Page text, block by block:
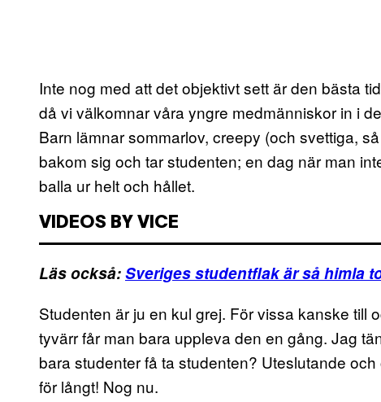
Inte nog med att det objektivt sett är den bästa
då vi välkomnar våra yngre medmänniskor in i
Barn lämnar sommarlov, creepy (och svettiga, så
bakom sig och tar studenten; en dag när man
balla ur helt och hållet.
VIDEOS BY VICE
Läs också:Sveriges studentflak är så himla
Studenten är ju en kul grej. För vissa kanske till
tyvärr får man bara uppleva den en gång. Jag
bara studenter få ta studenten? Uteslutande
för långt! Nog nu.